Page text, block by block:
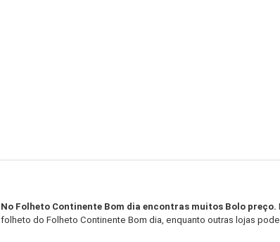
No Folheto Continente Bom dia encontras muitos Bolo preço.
folheto do Folheto Continente Bom dia, enquanto outras lojas